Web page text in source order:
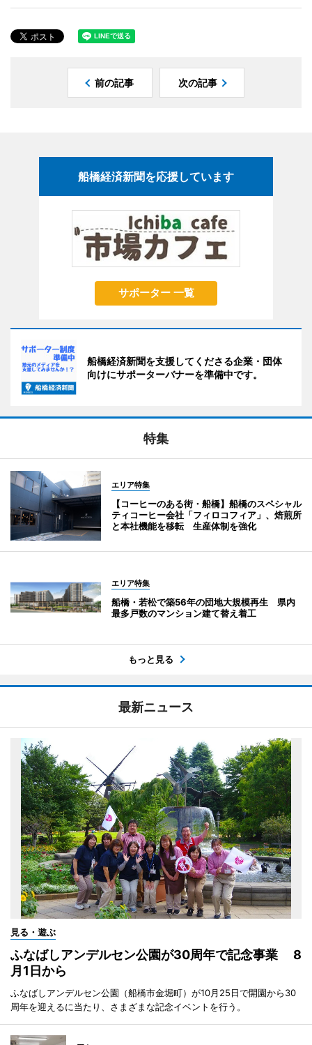
前の記事 次の記事
船橋経済新聞を応援しています
サポーター 一覧
船橋経済新聞を支援してくださる企業・団体
向けにサポーターバナーを準備中です。
特集
エリア特集
【コーヒーのある街・船橋】船橋のスペシャル
ティコーヒー会社「フィロコフィア」、焙煎所
と本社機能を移転 生産体制を強化
エリア特集
船橋・若松で築56年の団地大規模再生 県内
最多戸数のマンション建て替え着工
もっと見る
最新ニュース
見る・遊ぶ
ふなばしアンデルセン公園が30周年で記念事業 8
月1日から
ふなばしアンデルセン公園（船橋市金堀町）が10月25日で開園から30
周年を迎えるに当たり、さまざまな記念イベントを行う。